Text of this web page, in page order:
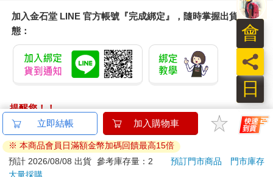
加入金石堂 LINE 官方帳號『完成綁定』，隨時掌握出貨動
態：
提醒您！！
金石堂及銀行均不會請您操作ATM! 如接獲電話要求您前往
ATM提款機，請不要聽從指示，以免受騙上當！
退換貨須知：
立即結帳 加入購物車
※ 本商品會員日滿額金幣加碼回饋最高15倍
預計 2026/08/08 出貨 參考庫存量：2 預訂門市商品
門市庫存
大量採購
日
員
會